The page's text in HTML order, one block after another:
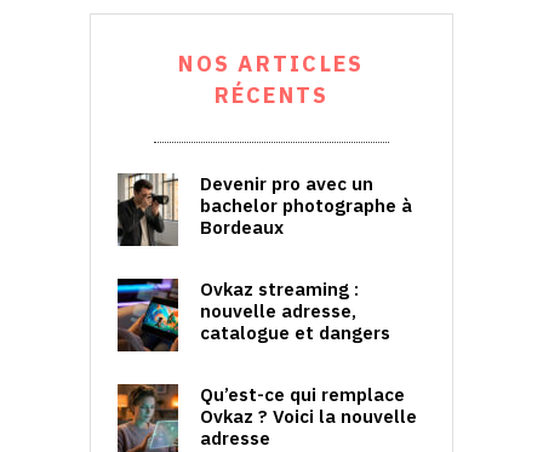
NOS ARTICLES
RÉCENTS
Devenir pro avec un
bachelor photographe à
Bordeaux
Ovkaz streaming :
nouvelle adresse,
catalogue et dangers
Qu’est-ce qui remplace
Ovkaz ? Voici la nouvelle
adresse